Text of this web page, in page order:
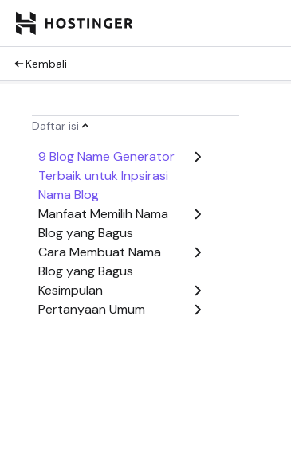
Kembali
Daftar isi
9 Blog Name Generator
Terbaik untuk Inpsirasi
Nama Blog
Manfaat Memilih Nama
Blog yang Bagus
Cara Membuat Nama
Blog yang Bagus
Kesimpulan
Pertanyaan Umum